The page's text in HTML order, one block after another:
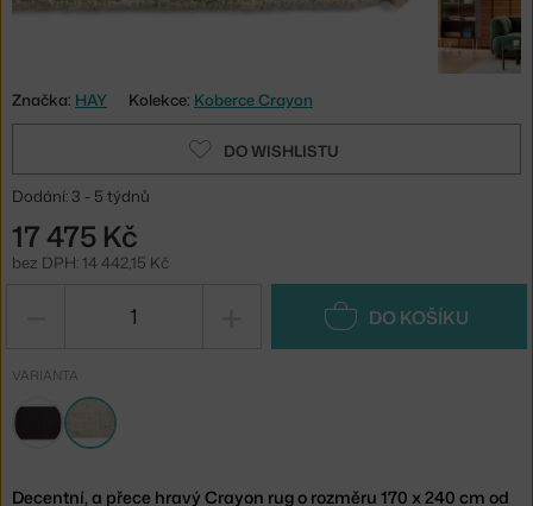
Značka: HAY Kolekce: Koberce Crayon
DO WISHLISTU
Dodání: 3 - 5 týdnů
17 475 Kč
bez DPH: 14 442,15 Kč
DO KOŠÍKU
VARIANTA
Decentní, a přece hravý Crayon rug o rozměru 170 x 240 cm od